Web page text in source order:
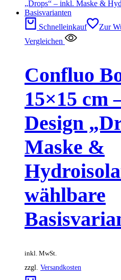
Schnelleinkauf
Zur
Vergleichen
Confluo
15×15 cm
Design
Maske &
wählbare
inkl. MwSt.
zzgl. Versandkosten